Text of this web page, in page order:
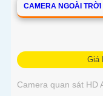
CAMERA NGOÀI
Giá
Camera quan sát HD